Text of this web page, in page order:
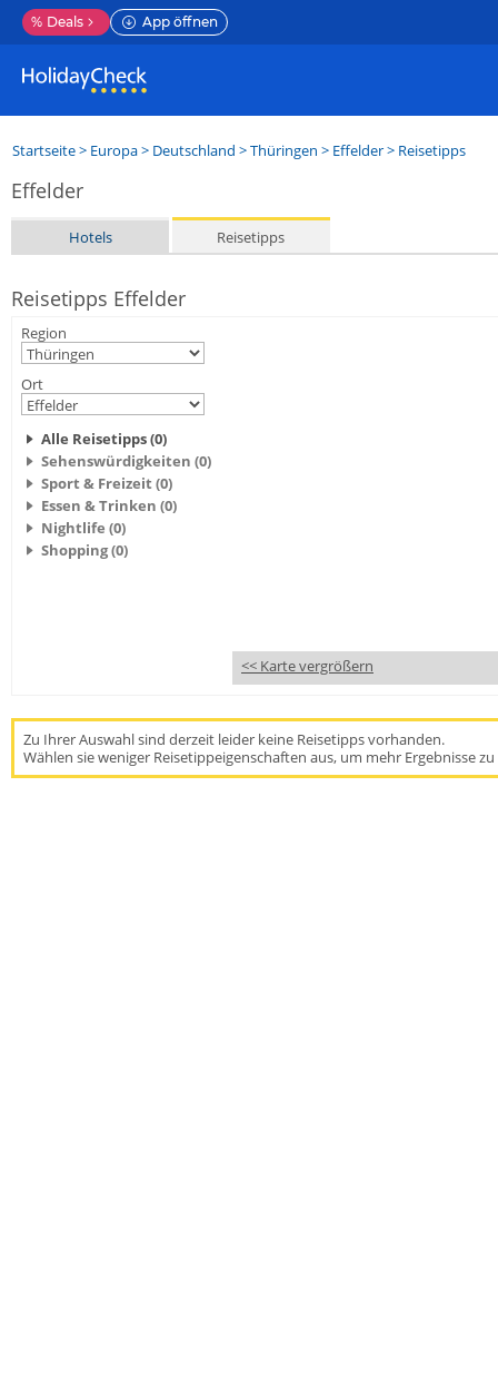
% Deals App öffnen
Startseite> Europa> Deutschland >Thüringen > Effelder> Reisetipps
Effelder
Hotels Reisetipps
Reisetipps Effelder
Region
Ort
Alle Reisetipps (0)
Sehenswürdigkeiten (0)
Sport & Freizeit (0)
Essen & Trinken (0)
Nightlife (0)
Shopping (0)
<< Karte vergrößern
Zu Ihrer Auswahl sind derzeit leider keine Reisetipps vorhanden.
Wählen sie weniger Reisetippeigenschaften aus, um mehr Ergebnisse